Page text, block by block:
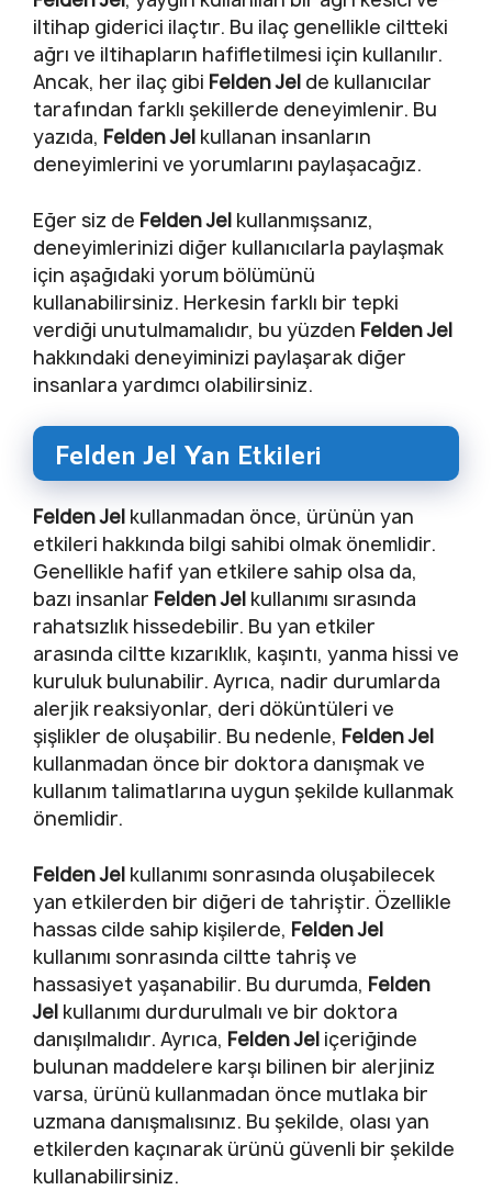
iltihap giderici ilaçtır. Bu ilaç genellikle ciltteki
ağrı ve iltihapların hafifletilmesi için kullanılır.
Ancak, her ilaç gibi Felden Jel de kullanıcılar
tarafından farklı şekillerde deneyimlenir. Bu
yazıda, Felden Jel kullanan insanların
deneyimlerini ve yorumlarını paylaşacağız.
Eğer siz de Felden Jel kullanmışsanız,
deneyimlerinizi diğer kullanıcılarla paylaşmak
için aşağıdaki yorum bölümünü
kullanabilirsiniz. Herkesin farklı bir tepki
verdiği unutulmamalıdır, bu yüzden Felden Jel
hakkındaki deneyiminizi paylaşarak diğer
insanlara yardımcı olabilirsiniz.
Felden Jel Yan Etkileri
Felden Jel kullanmadan önce, ürünün yan
etkileri hakkında bilgi sahibi olmak önemlidir.
Genellikle hafif yan etkilere sahip olsa da,
bazı insanlar Felden Jel kullanımı sırasında
rahatsızlık hissedebilir. Bu yan etkiler
arasında ciltte kızarıklık, kaşıntı, yanma hissi ve
kuruluk bulunabilir. Ayrıca, nadir durumlarda
alerjik reaksiyonlar, deri döküntüleri ve
şişlikler de oluşabilir. Bu nedenle, Felden Jel
kullanmadan önce bir doktora danışmak ve
kullanım talimatlarına uygun şekilde kullanmak
önemlidir.
Felden Jel kullanımı sonrasında oluşabilecek
yan etkilerden bir diğeri de tahriştir. Özellikle
hassas cilde sahip kişilerde, Felden Jel
kullanımı sonrasında ciltte tahriş ve
hassasiyet yaşanabilir. Bu durumda, Felden
Jel kullanımı durdurulmalı ve bir doktora
danışılmalıdır. Ayrıca, Felden Jel içeriğinde
bulunan maddelere karşı bilinen bir alerjiniz
varsa, ürünü kullanmadan önce mutlaka bir
uzmana danışmalısınız. Bu şekilde, olası yan
etkilerden kaçınarak ürünü güvenli bir şekilde
kullanabilirsiniz.